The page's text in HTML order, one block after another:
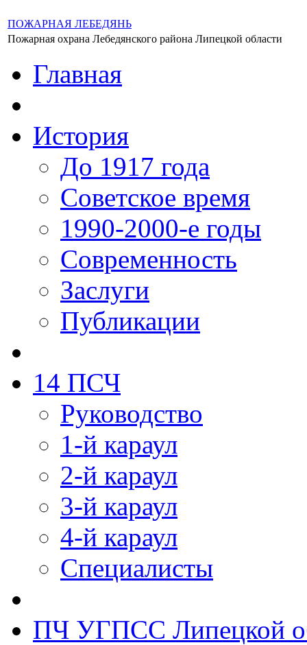
ПОЖАРНАЯ ЛЕБЕДЯНЬ
Пожарная охрана Лебедянского района Липецкой области
Главная
История
До 1917 года
Советское время
1990-2000-е годы
Современность
Заслуги
Публикации
14 ПСЧ
Руководство
1-й караул
2-й караул
3-й караул
4-й караул
Специалисты
ПЧ УГПСС Липецкой